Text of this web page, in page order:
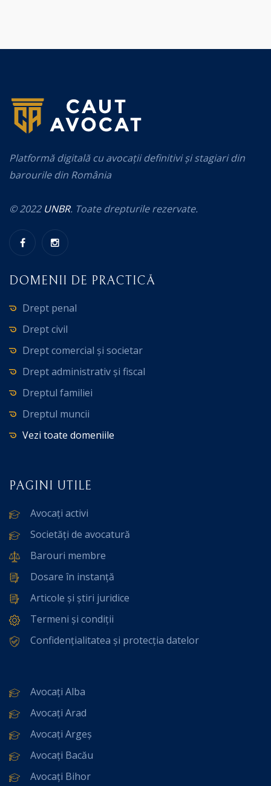
Platformă digitală cu avocații definitivi și stagiari din
barourile din România
© 2022 UNBR. Toate drepturile rezervate.
DOMENII DE PRACTICĂ
Drept penal
Drept civil
Drept comercial și societar
Drept administrativ și fiscal
Dreptul familiei
Dreptul muncii
Vezi toate domeniile
PAGINI UTILE
Avocați activi
Societăți de avocatură
Barouri membre
Dosare în instanță
Articole și știri juridice
Termeni și condiții
Confidențialitatea și protecția datelor
Avocați Alba
Avocați Arad
Avocați Argeș
Avocați Bacău
Avocați Bihor